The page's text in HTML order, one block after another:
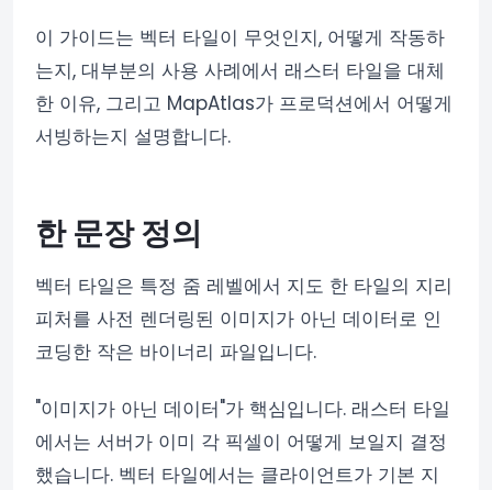
이 가이드는 벡터 타일이 무엇인지, 어떻게 작동하
는지, 대부분의 사용 사례에서 래스터 타일을 대체
한 이유, 그리고 MapAtlas가 프로덕션에서 어떻게
서빙하는지 설명합니다.
한 문장 정의
벡터 타일은 특정 줌 레벨에서 지도 한 타일의 지리
피처를 사전 렌더링된 이미지가 아닌 데이터로 인
코딩한 작은 바이너리 파일입니다.
"이미지가 아닌 데이터"가 핵심입니다. 래스터 타일
에서는 서버가 이미 각 픽셀이 어떻게 보일지 결정
했습니다. 벡터 타일에서는 클라이언트가 기본 지